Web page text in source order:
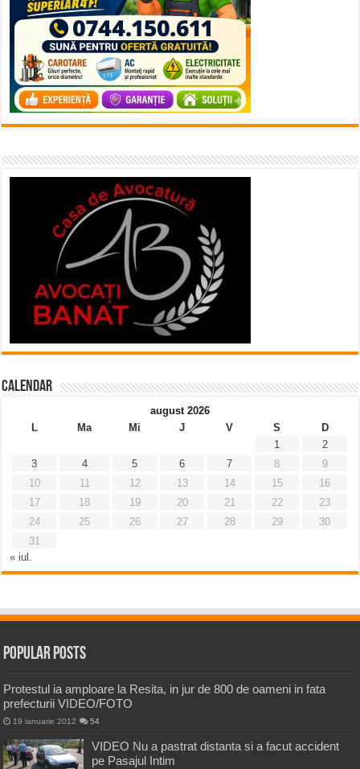
Calendar
august 2026
L
Ma Mi J V S
D
1
2
3
4 5 6 7 8
9
10
11 12 13 14 15
16
17
18 19 20 21 22
23
24
25 26 27 28 29
30
31
« iul.
Popular Posts
Protestul ia amploare la Resita, in jur de 800 de oameni in fata
prefecturii VIDEO/FOTO
19 ianuarie 2012 54
VIDEO Nu a pastrat distanta si a facut accident
pe Pasajul Intim